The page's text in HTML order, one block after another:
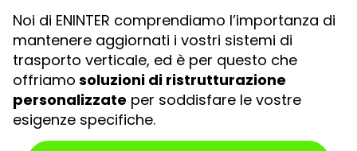
Noi di ENINTER comprendiamo l’importanza di
mantenere aggiornati i vostri sistemi di
trasporto verticale, ed è per questo che
offriamo soluzioni di ristrutturazione
personalizzate per soddisfare le vostre
esigenze specifiche.